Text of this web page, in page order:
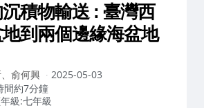
積物輸送 : 臺灣西
到兩個邊緣海盆地
俞何興
2025-05-03
間約7分鐘
級:七年級